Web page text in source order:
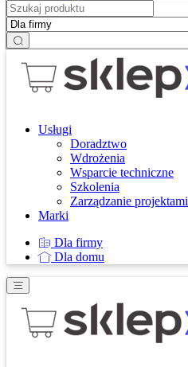
Usługi
Doradztwo
Wdrożenia
Wsparcie techniczne
Szkolenia
Zarządzanie projektami
Marki
Dla firmy
Dla domu